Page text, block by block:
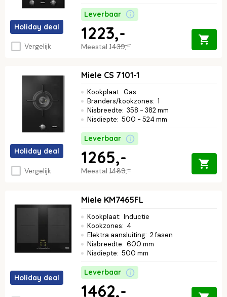
Holiday deal
Vergelijk
Leverbaar
Meestal 1439,-
1223,-
Holiday deal
Vergelijk
Miele CS 7101-1
Kookplaat: Gas
Branders/kookzones: 1
Nisbreedte: 358 - 382 mm
Nisdiepte: 500 - 524 mm
Leverbaar
Meestal 1489,-
1265,-
Holiday deal
Miele KM7465FL
Kookplaat: Inductie
Kookzones: 4
Elektra aansluiting: 2 fasen
Nisbreedte: 600 mm
Nisdiepte: 500 mm
Leverbaar
1462,-